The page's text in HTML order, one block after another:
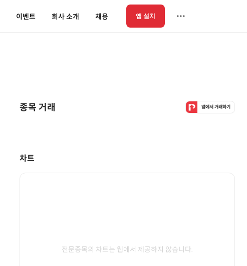
이벤트 회사 소개 채용 앱 설치
종목 거래 앱에서 거래하기
차트
전문종목의 차트는 웹에서 제공하지 않습니다.